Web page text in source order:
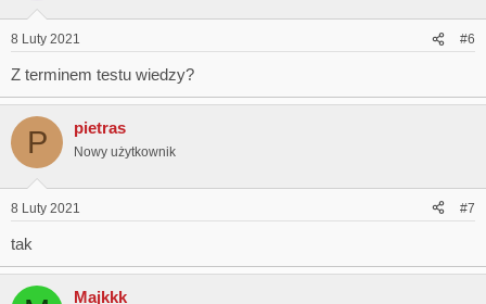
8 Luty 2021 #6
Z terminem testu wiedzy?
P pietras
Nowy użytkownik
8 Luty 2021 #7
tak
Majkkk